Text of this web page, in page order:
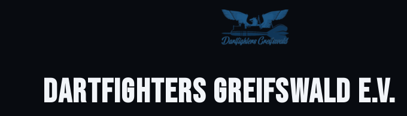
DARTFIGHTERS GREIFSWALD E.V.